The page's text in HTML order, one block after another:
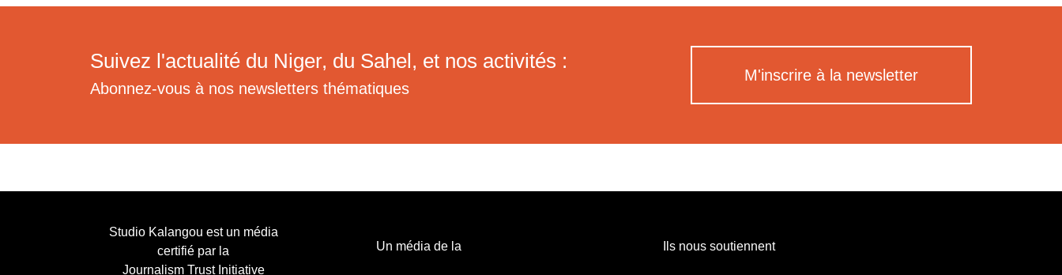
Suivez l'actualité du Niger, du Sahel, et nos activités :
Abonnez-vous à nos newsletters thématiques
M'inscrire à la newsletter
Studio Kalangou est un média
certifié par la
Journalism Trust Initiative
Un média de la Ils nous soutiennent